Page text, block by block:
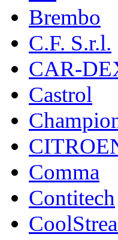
Brembo
C.F. S.r.l.
CAR-
Castrol
Comma
Contitech